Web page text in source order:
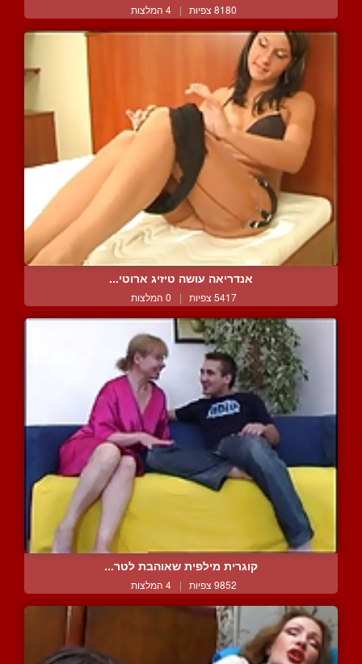
8180 צפיות | 4 המלצות
אנדריאה עושה טיזיג ארוטי...
5417 צפיות | 0 המלצות
קוגרית מילפית שאוהבת לטר...
9852 צפיות | 4 המלצות